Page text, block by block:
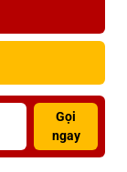
Gọi
ngay